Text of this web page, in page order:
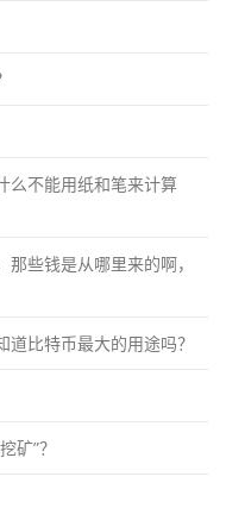
么不能用纸和笔来计算
些钱是从哪里来的啊，
比特币最大的用途吗？
矿”？